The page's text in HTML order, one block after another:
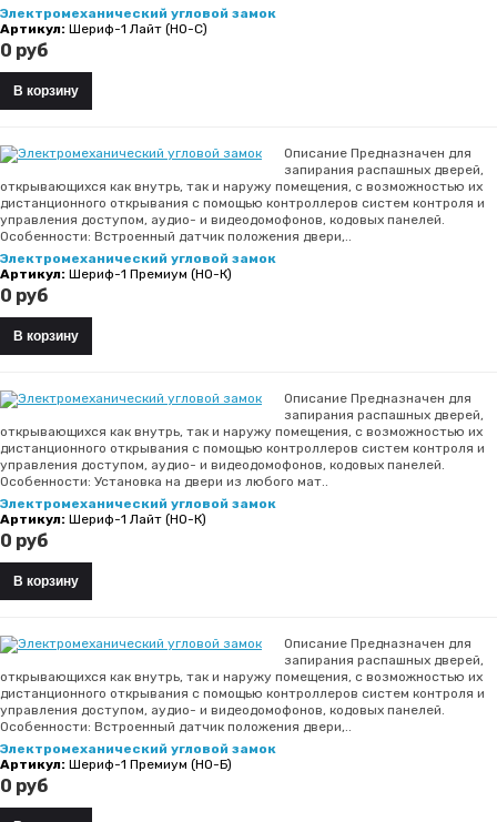
Электромеханический угловой замок
Артикул: Шериф-1 Лайт (НО-С)
0 руб
Описание Предназначен для
запирания распашных дверей,
открывающихся как внутрь, так и наружу помещения, с возможностью их
дистанционного открывания с помощью контроллеров систем контроля и
управления доступом, аудио- и видеодомофонов, кодовых панелей.
Особенности: Встроенный датчик положения двери,..
Электромеханический угловой замок
Артикул: Шериф-1 Премиум (НО-К)
0 руб
Описание Предназначен для
запирания распашных дверей,
открывающихся как внутрь, так и наружу помещения, с возможностью их
дистанционного открывания с помощью контроллеров систем контроля и
управления доступом, аудио- и видеодомофонов, кодовых панелей.
Особенности: Установка на двери из любого мат..
Электромеханический угловой замок
Артикул: Шериф-1 Лайт (НО-К)
0 руб
Описание Предназначен для
запирания распашных дверей,
открывающихся как внутрь, так и наружу помещения, с возможностью их
дистанционного открывания с помощью контроллеров систем контроля и
управления доступом, аудио- и видеодомофонов, кодовых панелей.
Особенности: Встроенный датчик положения двери,..
Электромеханический угловой замок
Артикул: Шериф-1 Премиум (НО-Б)
0 руб